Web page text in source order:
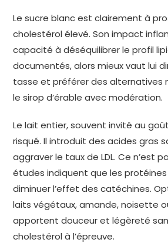
Le sucre blanc est clairement à
cholestérol élevé. Son impact
capacité à déséquilibrer le profil
documentés, alors mieux vaut lui
tasse et préférer des alternatives
le sirop d’érable avec modération.
Le lait entier, souvent invité au
risqué. Il introduit des acides gras
aggraver le taux de LDL. Ce n’est
études indiquent que les
diminuer l’effet des catéchines.
laits végétaux, amande, noisette
apportent douceur et légèreté
cholestérol à l’épreuve.